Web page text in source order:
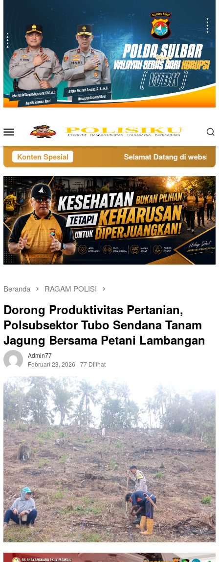
Menu
Mobile
Konten Spesial Selamat Datang di website
Beranda RAGAM POLISI
Dorong Produktivitas Pertanian,
Polsubsektor Tubo Sendana Tanam
Jagung Bersama Petani Lambangan
Admin77
Februari 23, 2026
77 Dilihat